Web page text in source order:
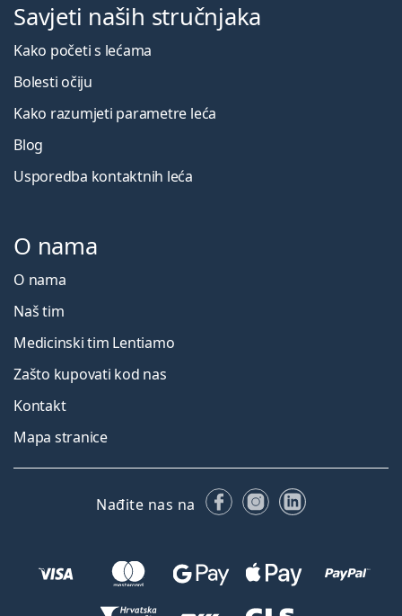
Savjeti naših stručnjaka
Kako početi s lećama
Bolesti očiju
Kako razumjeti parametre leća
Blog
Usporedba kontaktnih leća
O nama
O nama
Naš tim
Medicinski tim Lentiamo
Zašto kupovati kod nas
Kontakt
Mapa stranice
Nađite nas na FacebookuInstagramu
LinkedIn